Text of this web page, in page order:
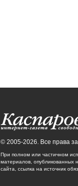
© 2005-2026. Все права
При полном или частичном
материалов, опубликованных
сайта, ссылка на источник